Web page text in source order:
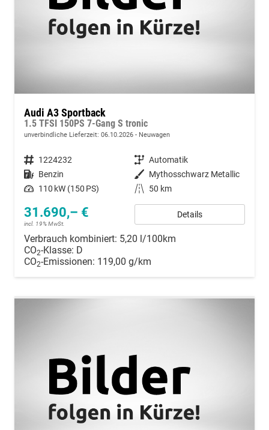
Audi A3 Sportback
1.5 TFSI 150PS 7-Gang S tronic
unverbindliche Lieferzeit: 06.10.2026 Neuwagen
Fahrzeugnummer 1224232 Getriebe Automatik
Kraftstoff Benzin Außenfarbe Mythosschwarz Metallic
Leistung 110 kW (150 PS) Kilometerstand 50 km
31.690,– €
incl. 19% MwSt.
Details
Verbrauch kombiniert: 5,20 l/100km
CO2-Klasse: D
CO2-Emissionen: 119,00 g/km